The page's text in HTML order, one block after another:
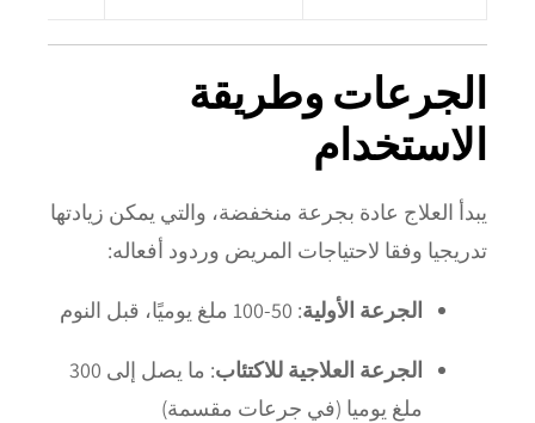
الجرعات وطريقة
الاستخدام
يبدأ العلاج عادة بجرعة منخفضة، والتي يمكن زيادتها
تدريجيا وفقا لاحتياجات المريض وردود أفعاله:
الجرعة الأولية: 50-100 ملغ يوميًا، قبل النوم
الجرعة العلاجية للاكتئاب
: ما يصل إلى 300
ملغ يوميا (في جرعات مقسمة)